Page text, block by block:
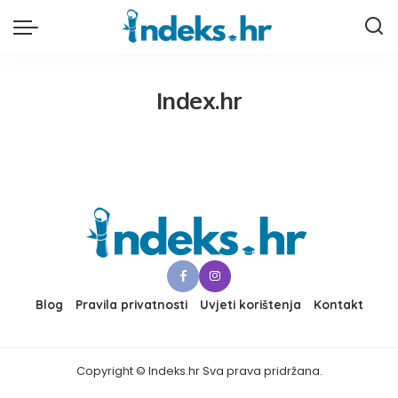
Index.hr
Blog Pravila privatnosti Uvjeti korištenja Kontakt
Copyright © Indeks.hr Sva prava pridržana.